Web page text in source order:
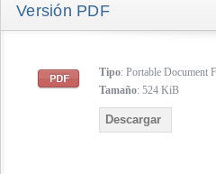
Versión PDF
Tipo: Portable Document
Tamaño: 524 KiB
Descargar